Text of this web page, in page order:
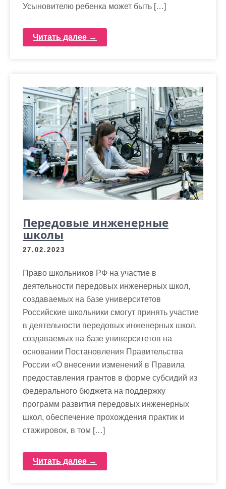
Усыновителю ребенка может быть […]
Читать далее →
Передовые инженерные
школы
27.02.2023
Право школьников РФ на участие в
деятельности передовых инженерных школ,
создаваемых на базе университетов
Российские школьники смогут принять участие
в деятельности передовых инженерных школ,
создаваемых на базе университетов на
основании Постановления Правительства
России «О внесении изменений в Правила
предоставления грантов в форме субсидий из
федерального бюджета на поддержку
программ развития передовых инженерных
школ, обеспечение прохождения практик и
стажировок, в том […]
Читать далее →